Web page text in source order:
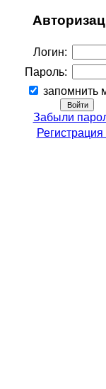
Логин:
Пароль:
запомнить
Забыли